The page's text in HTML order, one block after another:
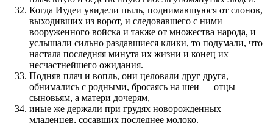
Когда Иудеи увидели пыль, поднимавшуюся от слонов,
выходивших из ворот, и следовавшего с ними
вооруженного войска и также от множества народа, и
услышали сильно раздавшиеся клики, то подумали, что
настала последняя минута их жизни и конец их
несчастнейшего ожидания.
Подняв плач и вопль, они целовали друг друга,
обнимались с родными, бросаясь на шеи — отцы
сыновьям, а матери дочерям,
иные же держали при грудях новорожденных
младенцев, сосавших последнее молоко.